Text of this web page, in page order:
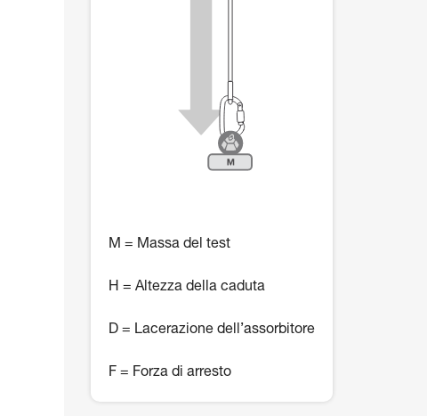
M = Massa del test
H = Altezza della caduta
D = Lacerazione dell’assorbitore
F = Forza di arresto